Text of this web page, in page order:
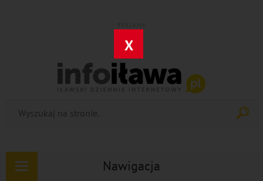
X
Nawigacja
Rozwiń